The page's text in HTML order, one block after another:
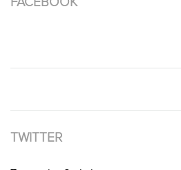
TWITTER